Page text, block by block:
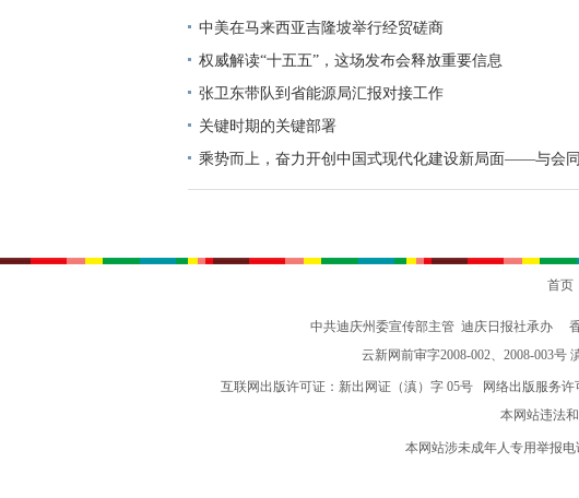
中美在马来西亚吉隆坡举行经贸磋商
权威解读“十五五”，这场发布会释放重要信息
张卫东带队到省能源局汇报对接工作
关键时期的关键部署
乘势而上，奋力开创中国式现代化建设新局面——与会同
志谈贯彻落实党的二十届四中全会精神